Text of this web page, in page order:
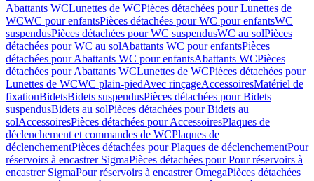
Abattants WCLunettes de WCPièces détachées pour Lunettes de
WCWC pour enfantsPièces détachées pour WC pour enfantsWC
suspendusPièces détachées pour WC suspendusWC au solPièces
détachées pour WC au solAbattants WC pour enfantsPièces
détachées pour Abattants WC pour enfantsAbattants WCPièces
détachées pour Abattants WCLunettes de WCPièces détachées pour
Lunettes de WCWC plain-piedAvec rinçageAccessoiresMatériel de
fixationBidetsBidets suspendusPièces détachées pour Bidets
suspendusBidets au solPièces détachées pour Bidets au
solAccessoiresPièces détachées pour AccessoiresPlaques de
déclenchement et commandes de WCPlaques de
déclenchementPièces détachées pour Plaques de déclenchementPour
réservoirs à encastrer SigmaPièces détachées pour Pour réservoirs à
encastrer SigmaPour réservoirs à encastrer OmegaPièces détachées